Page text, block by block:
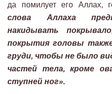
да помилует его Аллах,
слова Аллаха
накидывать
покрытия головы
груди, чтобы не было
частей тела, кроме
ступней ног».